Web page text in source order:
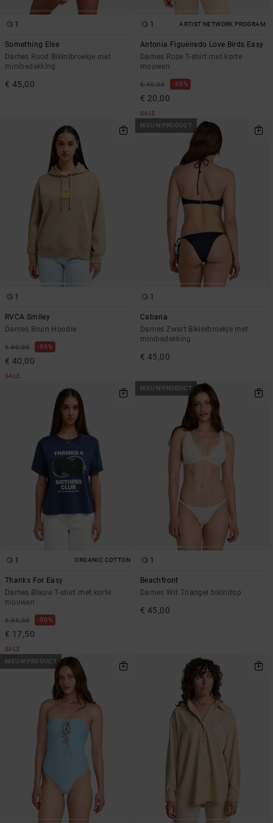
1
Something Else
Dames Rood Bikinibroekje met
minibedekking
€ 45,00
1 ARTIST NETWORK PROGRAM
Antonia Figueiredo Love Birds Easy
Dames Roze T-shirt met korte
mouwen
€ 40,00 50%
€ 20,00
SALE
1
RVCA Smiley
Dames Bruin Hoodie
€ 80,00 50%
€ 40,00
SALE
NIEUW PRODUCT
1
Cabana
Dames Zwart Bikinibroekje met
minibedekking
€ 45,00
1 ORGANIC COTTON
Thanks For Easy
Dames Blauw T-shirt met korte
mouwen
€ 35,00 50%
€ 17,50
SALE
NIEUW PRODUCT
1
Beachfront
Dames Wit Triangel bikinitop
€ 45,00
NIEUW PRODUCT